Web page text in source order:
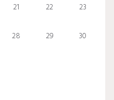
21 22 23
28 29 30